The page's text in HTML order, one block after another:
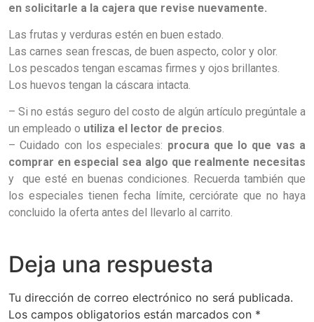
en solicitarle a la cajera que revise nuevamente.
Las frutas y verduras estén en buen estado.
Las carnes sean frescas, de buen aspecto, color y olor.
Los pescados tengan escamas firmes y ojos brillantes.
Los huevos tengan la cáscara intacta.
– Si no estás seguro del costo de algún artículo pregúntale a
un empleado o utiliza el lector de precios.
– Cuidado con los especiales: procura que lo que vas a
comprar en especial sea algo que realmente necesitas
y que esté en buenas condiciones. Recuerda también que
los especiales tienen fecha límite, cerciórate que no haya
concluido la oferta antes del llevarlo al carrito.
Deja una respuesta
Tu dirección de correo electrónico no será publicada.
Los campos obligatorios están marcados con *